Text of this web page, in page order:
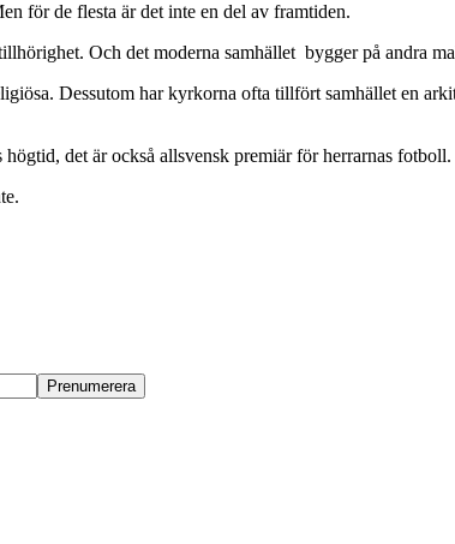
för de flesta är det inte en del av framtiden.
Och det moderna samhället bygger på andra
Dessutom har kyrkorna ofta tillfört samhället en
det är också allsvensk premiär för herrarnas fotboll.